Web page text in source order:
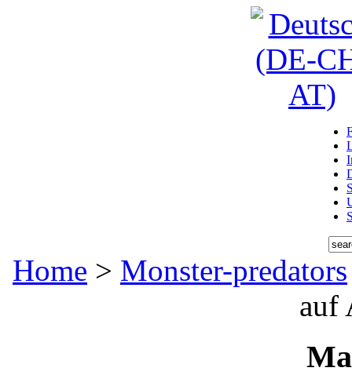
Home > Monster-predators
auf